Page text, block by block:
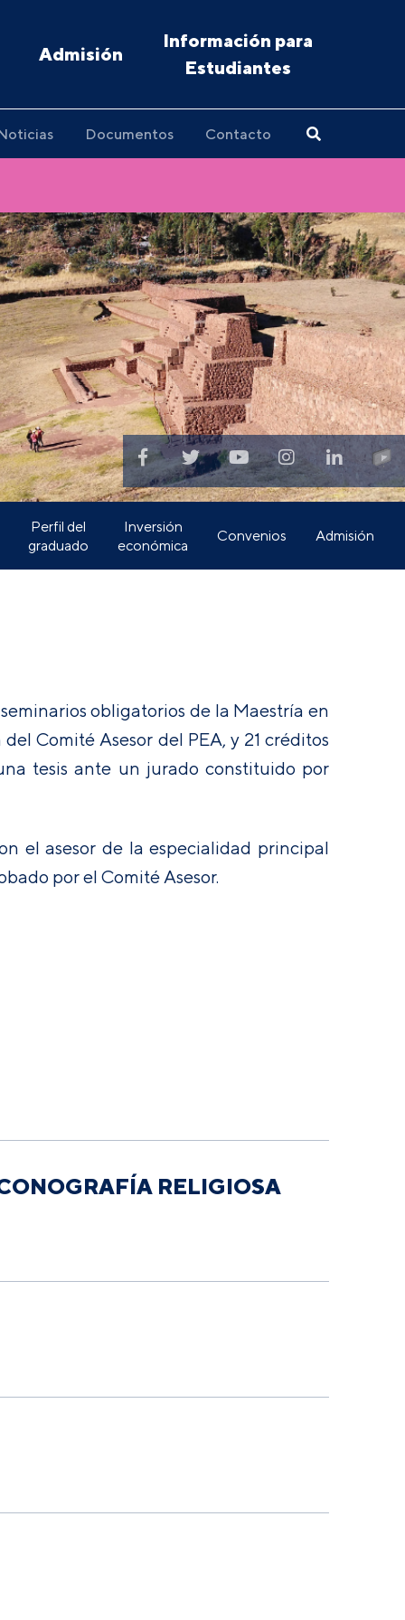
Admisión
Información para
Estudiantes
Documentos Contacto
Perfil del
graduado
Inversión
económica
Convenios Admisión
obligatorios de la Maestría en
Comité Asesor del PEA, y 21 créditos
tesis ante un jurado constituido por
el asesor de la especialidad principal
por el Comité Asesor.
RELIGIOSA